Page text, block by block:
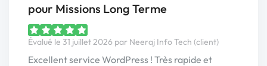
pour Missions Long Terme
Évalué le 31 juillet 2026 par Neeraj Info Tech (client)
Excellent service WordPress ! Très rapide et